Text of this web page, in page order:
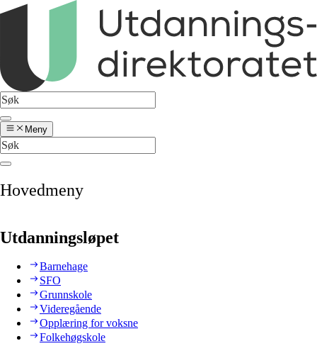
Meny
Hovedmeny
Utdanningsløpet
Barnehage
SFO
Grunnskole
Videregående
Opplæring for voksne
Folkehøgskole